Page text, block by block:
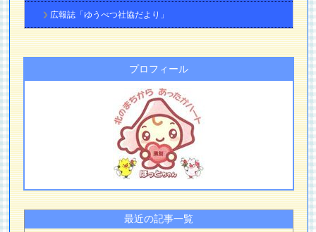
広報誌「ゆうべつ社協だより」
プロフィール
最近の記事一覧